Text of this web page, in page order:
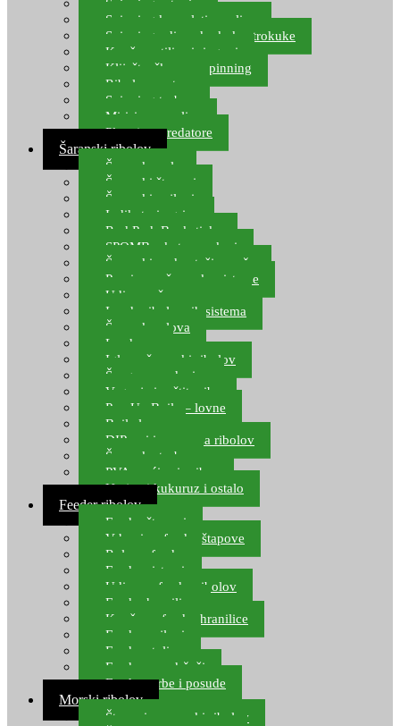
Spinning setovi
Spinning kompleti varalica
Spinning udice, dvokuke, trokuke
Kopče, vrtilice i ringovi
Kliješta, škare za spinning
Ribolov pastrve
Spinning torbe
Mirisi za varalice
Plovci za predatore
Šaranski ribolov
Šaranske role
Šaranski štapovi
Šaranski najloni
Indikatori ugriza
Rod Pod, Banksticks
SPOMB rakete, markeri
Šaranski podmetači, mreže
Pernice za šaranske sisteme
Udice za šarana, amura
Izrada ribolovnih sistema
Šaranska olova
Leadcore
Igle za šaranski ribolov
Špage, upredenice
Vaganje i zaštita ribe
Pop Up Boile – lovne
Boile lovne
DIP-ovi i arome za ribolov
Šaranske torbe
PVA vrećice i pribor
Umjetni kukuruz i ostalo
Feeder ribolov
Feeder štapovi
Vrhovi za feeder štapove
Role za feeder
Feeder sistemi
Udice za feeder ribolov
Feeder hranilice
Kopče za feeder hranilice
Feeder najloni
Feeder stolice
Feeder arm držači
Feeder torbe i posude
Morski ribolov
Štapovi za morski ribolov